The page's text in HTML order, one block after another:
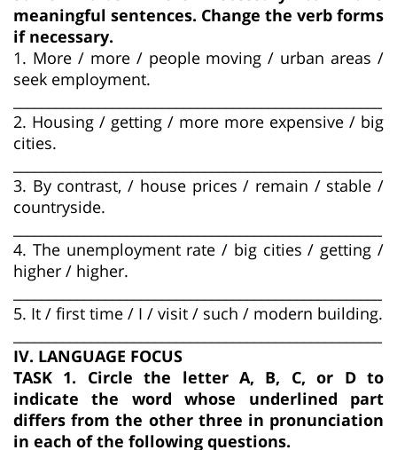
meaningful sentences. Change the verb forms
if necessary.
1. More / more / people moving / urban areas /
seek employment.
2. Housing / getting / more more expensive / big
cities.
3. By contrast, / house prices / remain / stable /
countryside.
4. The unemployment rate / big cities / getting /
higher / higher.
5. It / first time / I / visit / such / modern building.
IV. LANGUAGE FOCUS
TASK 1. Circle the letter A, B, C, or D to
indicate the word whose underlined part
differs from the other three in pronunciation
in each of the following questions.